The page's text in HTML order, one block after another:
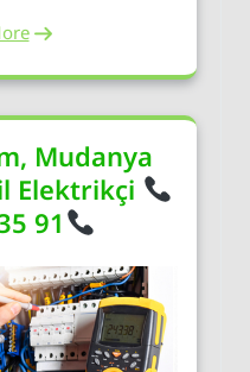
Mudanya
Elektrikçi
91